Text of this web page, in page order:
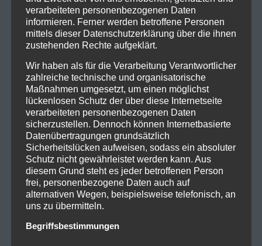
verarbeiteten personenbezogenen Daten
informieren. Ferner werden betroffene Personen
mittels dieser Datenschutzerklärung über die ihnen
zustehenden Rechte aufgeklärt.
Wir haben als für die Verarbeitung Verantwortlicher
zahlreiche technische und organisatorische
Maßnahmen umgesetzt, um einen möglichst
lückenlosen Schutz der über diese Internetseite
verarbeiteten personenbezogenen Daten
sicherzustellen. Dennoch können Internetbasierte
Datenübertragungen grundsätzlich
Sicherheitslücken aufweisen, sodass ein absoluter
Schutz nicht gewährleistet werden kann. Aus
diesem Grund steht es jeder betroffenen Person
frei, personenbezogene Daten auch auf
alternativen Wegen, beispielsweise telefonisch, an
uns zu übermitteln.
Begriffsbestimmungen